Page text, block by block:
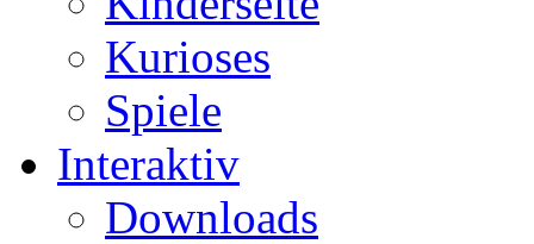
Kurioses
Spiele
Interaktiv
Downloads